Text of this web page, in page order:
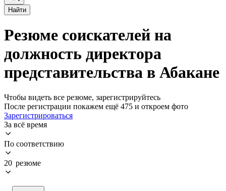
Найти
Резюме соискателей на
должность директора
представительства в Абакане
Чтобы видеть все резюме, зарегистрируйтесь
После регистрации покажем ещё 475 и откроем фото
Зарегистрироваться
За всё время
По соответствию
20 резюме